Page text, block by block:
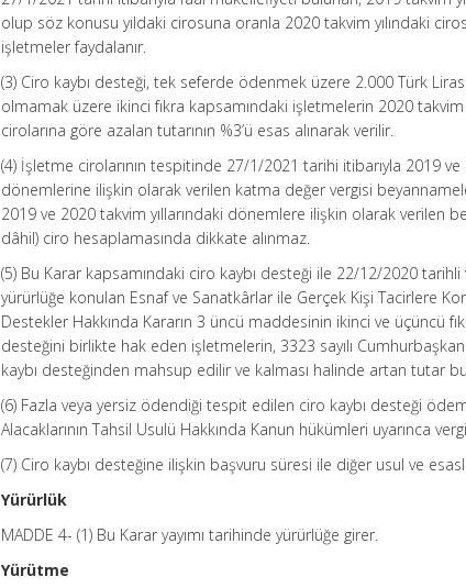
olup söz konusu yıldaki cirosuna oranla 2020 takvim yılındaki
işletmeler faydalanır.
(3) Ciro kaybı desteği, tek seferde ödenmek üzere 2.000 Türk
olmamak üzere ikinci fıkra kapsamındaki işletmelerin 2020 takvim
cirolarına göre azalan tutarının %3’ü esas alınarak verilir.
(4) İşletme cirolarının tespitinde 27/1/2021 tarihi itibarıyla 2019
dönemlerine ilişkin olarak verilen katma değer vergisi
2019 ve 2020 takvim yıllarındaki dönemlere ilişkin olarak verilen
dâhil) ciro hesaplamasında dikkate alınmaz.
(5) Bu Karar kapsamındaki ciro kaybı desteği ile 22/12/2020 tarihli
yürürlüğe konulan Esnaf ve Sanatkârlar ile Gerçek Kişi Tacirlere
Destekler Hakkında Kararın 3 üncü maddesinin ikinci ve üçüncü
desteğini birlikte hak eden işletmelerin, 3323 sayılı
kaybı desteğinden mahsup edilir ve kalması halinde artan tutar
(6) Fazla veya yersiz ödendiği tespit edilen ciro kaybı desteği
Alacaklarının Tahsil Usulü Hakkında Kanun hükümleri uyarınca
(7) Ciro kaybı desteğine ilişkin başvuru süresi ile diğer usul ve
Yürürlük
MADDE 4- (1) Bu Karar yayımı tarihinde yürürlüğe girer.
Yürütme